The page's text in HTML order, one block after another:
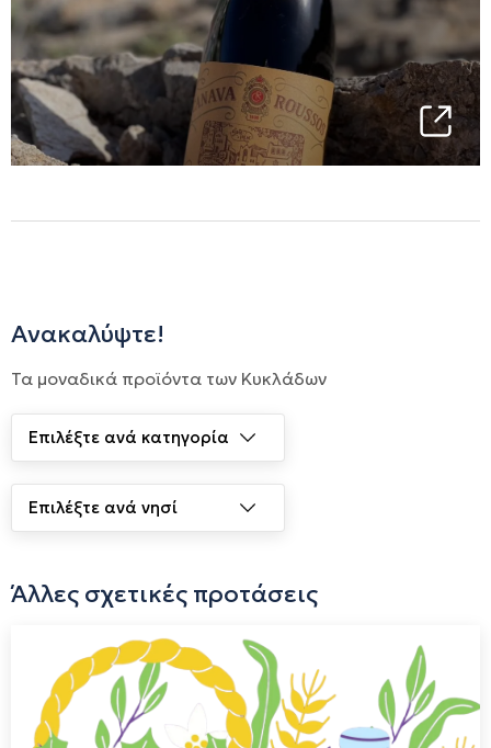
Ανακαλύψτε!
Τα μοναδικά προϊόντα των Κυκλάδων
Άλλες σχετικές προτάσεις